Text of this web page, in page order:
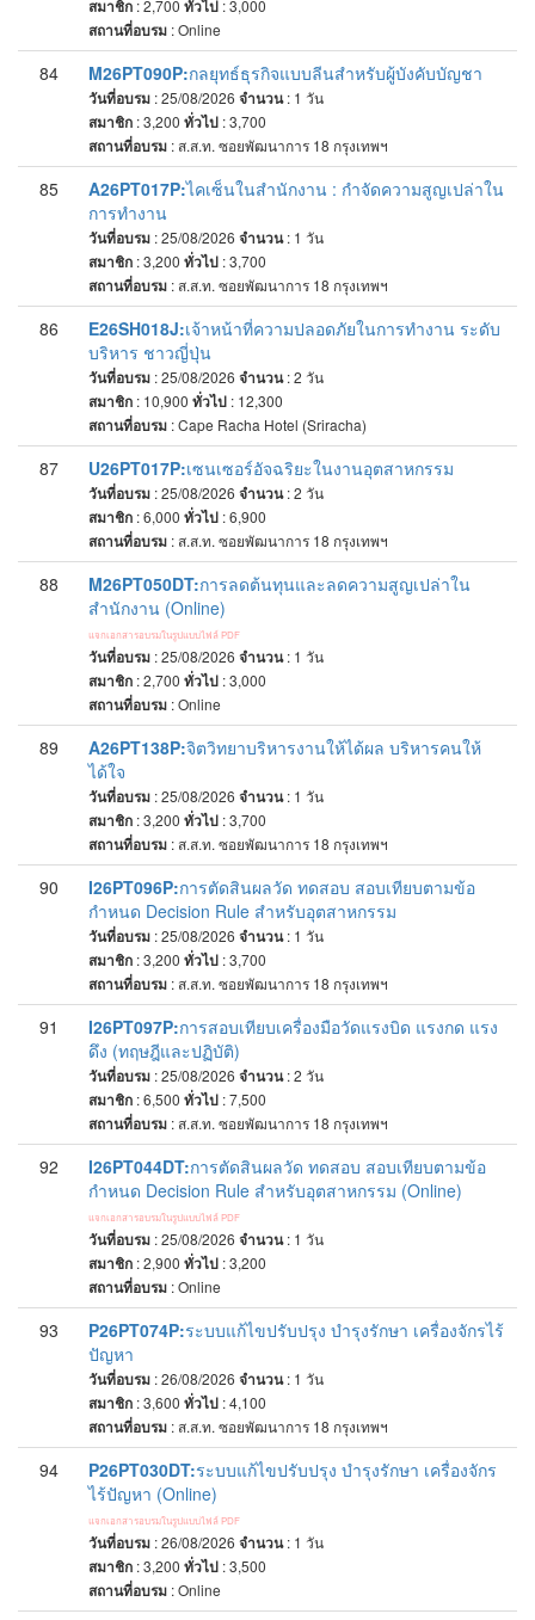
สมาชิก : 2,700 ทั่วไป : 3,000
สถานที่อบรม :Online
84 M26PT090P:กลยุทธ์ธุรกิจแบบลีนสำหรับผู้บังคับบัญชา
วันที่อบรม : 25/08/2026 จำนวน: 1 วัน
สมาชิก : 3,200 ทั่วไป : 3,700
สถานที่อบรม : ส.ส.ท. ซอยพัฒนาการ 18 กรุงเทพฯ
85 A26PT017P:ไคเซ็นในสำนักงาน : กำจัดความสูญเปล่าใน
การทำงาน
วันที่อบรม : 25/08/2026 จำนวน: 1 วัน
สมาชิก : 3,200 ทั่วไป : 3,700
สถานที่อบรม : ส.ส.ท. ซอยพัฒนาการ 18 กรุงเทพฯ
86 E26SH018J:เจ้าหน้าที่ความปลอดภัยในการทำงาน ระดับ
บริหาร ชาวญี่ปุ่น
วันที่อบรม : 25/08/2026 จำนวน: 2 วัน
สมาชิก : 10,900 ทั่วไป : 12,300
สถานที่อบรม :Cape Racha Hotel (Sriracha)
87 U26PT017P:เซนเซอร์อัจฉริยะในงานอุตสาหกรรม
วันที่อบรม : 25/08/2026 จำนวน: 2 วัน
สมาชิก : 6,000 ทั่วไป : 6,900
สถานที่อบรม : ส.ส.ท. ซอยพัฒนาการ 18 กรุงเทพฯ
88 M26PT050DT:การลดต้นทุนและลดความสูญเปล่าใน
สำนักงาน (Online)
แจกเอกสารอบรมในรูปแบบไฟล์ PDF
วันที่อบรม : 25/08/2026 จำนวน: 1 วัน
สมาชิก : 2,700 ทั่วไป : 3,000
สถานที่อบรม :Online
89 A26PT138P:จิตวิทยาบริหารงานให้ได้ผล บริหารคนให้
ได้ใจ
วันที่อบรม : 25/08/2026 จำนวน: 1 วัน
สมาชิก : 3,200 ทั่วไป : 3,700
สถานที่อบรม : ส.ส.ท. ซอยพัฒนาการ 18 กรุงเทพฯ
90 I26PT096P:การตัดสินผลวัด ทดสอบ สอบเทียบตามข้อ
กำหนด Decision Rule สำหรับอุตสาหกรรม
วันที่อบรม : 25/08/2026 จำนวน: 1 วัน
สมาชิก : 3,200 ทั่วไป : 3,700
สถานที่อบรม : ส.ส.ท. ซอยพัฒนาการ 18 กรุงเทพฯ
91 I26PT097P:การสอบเทียบเครื่องมือวัดแรงบิด แรงกด แรง
ดึง (ทฤษฎีและปฏิบัติ)
วันที่อบรม : 25/08/2026 จำนวน: 2 วัน
สมาชิก : 6,500 ทั่วไป : 7,500
สถานที่อบรม : ส.ส.ท. ซอยพัฒนาการ 18 กรุงเทพฯ
92 I26PT044DT:การตัดสินผลวัด ทดสอบ สอบเทียบตามข้อ
กำหนด Decision Rule สำหรับอุตสาหกรรม (Online)
แจกเอกสารอบรมในรูปแบบไฟล์ PDF
วันที่อบรม : 25/08/2026 จำนวน: 1 วัน
สมาชิก : 2,900 ทั่วไป : 3,200
สถานที่อบรม :Online
93 P26PT074P:ระบบแก้ไขปรับปรุง บำรุงรักษา เครื่องจักรไร้
ปัญหา
วันที่อบรม : 26/08/2026 จำนวน: 1 วัน
สมาชิก : 3,600 ทั่วไป : 4,100
สถานที่อบรม : ส.ส.ท. ซอยพัฒนาการ 18 กรุงเทพฯ
94 P26PT030DT:ระบบแก้ไขปรับปรุง บำรุงรักษา เครื่องจักร
ไร้ปัญหา (Online)
แจกเอกสารอบรมในรูปแบบไฟล์ PDF
วันที่อบรม : 26/08/2026 จำนวน: 1 วัน
สมาชิก : 3,200 ทั่วไป : 3,500
สถานที่อบรม :Online